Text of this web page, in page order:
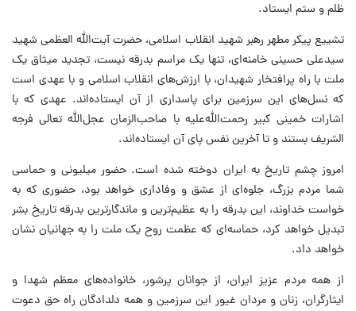
ظلم و ستم ایستاد.
تشییع پیکر مطهر رهبر شهید انقلاب اسلامی، حضرت آیت‌الله العظمی شهید
سیدعلی حسینی خامنه‌ای، تنها یک مراسم بدرقه نیست، تجدید میثاق یک
ملت با راه پرافتخار شهیدان، با ارزش‌های انقلاب اسلامی و با عهدی است
که نسل‌های این سرزمین برای پاسداری از آن ایستاده‌اند. عهدی که با
اشارات خمینی کبیر رحمت‌الله‌علیه با صاحب‌الزمان عجل‌الله تعالی فرجه
الشریف بستند و تا آخرین نفس پای آن ایستاده‌اند.
امروز چشم تاریخ به ایران دوخته شده است. حضور میلیونی و حماسی
شما مردم بزرگ، جلوه‌ای از عشق و وفاداری خواهد بود، حضوری که به
خواست خداوند، این بدرقه را به عظیم‌ترین و ماندگارترین بدرقه تاریخ بشر
تبدیل خواهد کرد، حماسه‌ای که عظمت روح یک ملت را به جهانیان نشان
خواهد داد.
از همه مردم عزیز ایران، از جوانان پرشور، خانواده‌های معظم شهدا و
ایثارگران، زنان و مردان غیور این سرزمین و همه دلدادگان راه حق دعوت